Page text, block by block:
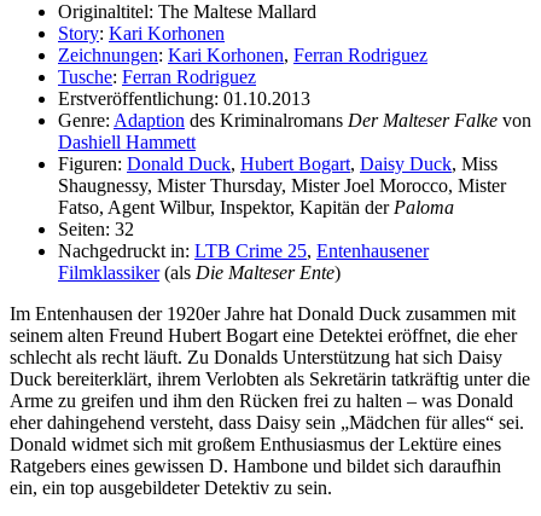
Originaltitel: The Maltese Mallard
Story: Kari Korhonen
Zeichnungen: Kari Korhonen, Ferran Rodriguez
Tusche: Ferran Rodriguez
Erstveröffentlichung: 01.10.2013
Genre: Adaption des Kriminalromans Der Malteser Falke von
Dashiell Hammett
Figuren: Donald Duck, Hubert Bogart, Daisy Duck, Miss
Shaugnessy, Mister Thursday, Mister Joel Morocco, Mister
Fatso, Agent Wilbur, Inspektor, Kapitän der Paloma
Seiten: 32
Nachgedruckt in: LTB Crime 25, Entenhausener
Filmklassiker(als Die Malteser Ente)
Im Entenhausen der 1920er Jahre hat Donald Duck zusammen mit
seinem alten Freund Hubert Bogart eine Detektei eröffnet, die eher
schlecht als recht läuft. Zu Donalds Unterstützung hat sich Daisy
Duck bereiterklärt, ihrem Verlobten als Sekretärin tatkräftig unter die
Arme zu greifen und ihm den Rücken frei zu halten – was Donald
eher dahingehend versteht, dass Daisy sein „Mädchen für alles“ sei.
Donald widmet sich mit großem Enthusiasmus der Lektüre eines
Ratgebers eines gewissen D. Hambone und bildet sich daraufhin
ein, ein top ausgebildeter Detektiv zu sein.